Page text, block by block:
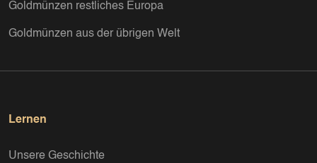
Goldmünzen restliches Europa
Goldmünzen aus der übrigen Welt
Lernen
Unsere Geschichte